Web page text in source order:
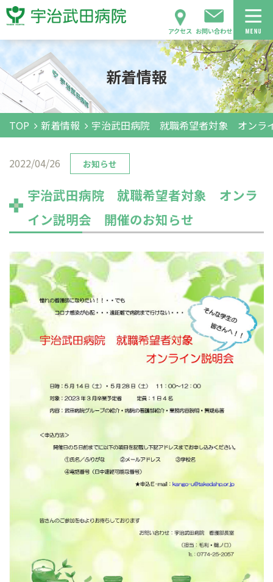
アクセス お問い合わせ
新着情報
TOP 新着情報 宇治武田病院 就職希望者対象 オンラ
2022/04/26 お知らせ
宇治武田病院 就職希望者対象 オンラ
イン説明会 開催のお知らせ